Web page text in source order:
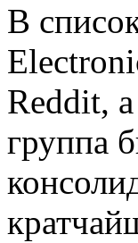
В
Reddit,
группа